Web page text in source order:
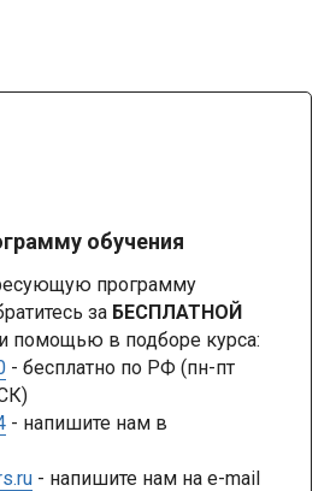
обучения
программу
за БЕСПЛАТНОЙ
помощью в подборе курса:
- бесплатно по РФ (пн-пт
- напишите нам в
- напишите нам на e-mail